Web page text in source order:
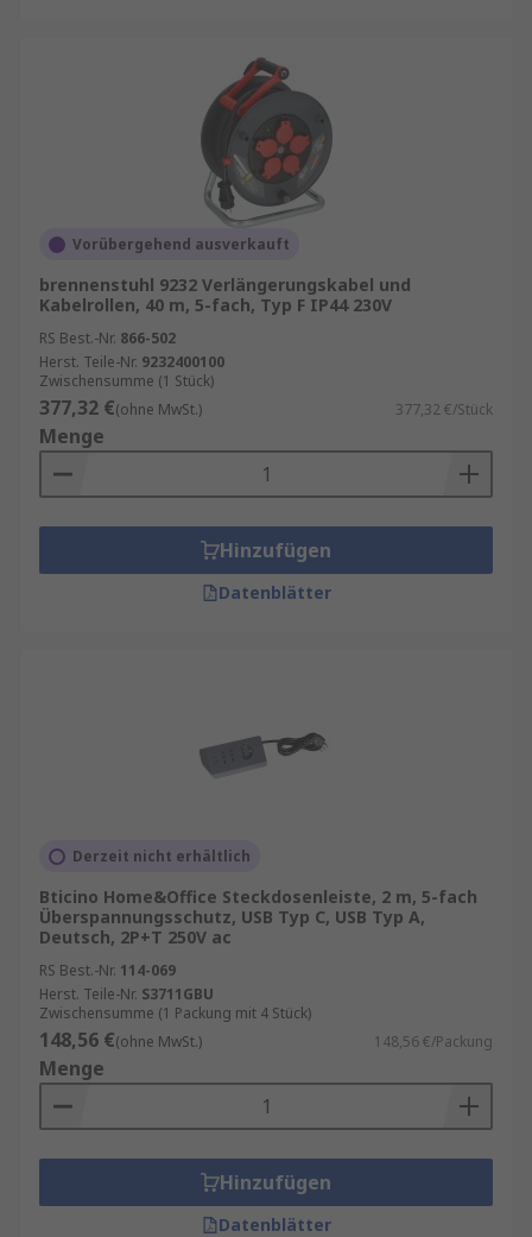
Vorübergehend ausverkauft
brennenstuhl 9232 Verlängerungskabel und
Kabelrollen, 40 m, 5-fach, Typ F IP44 230V
RS Best.-Nr. 866-502
Herst. Teile-Nr. 9232400100
Zwischensumme (1 Stück)
377,32 €(ohne MwSt.) 377,32 €/Stück
Menge
Hinzufügen
Datenblätter
Derzeit nicht erhältlich
Bticino Home&Office Steckdosenleiste, 2 m, 5-fach
Überspannungsschutz, USB Typ C, USB Typ A,
Deutsch, 2P+T 250V ac
RS Best.-Nr. 114-069
Herst. Teile-Nr. S3711GBU
Zwischensumme (1 Packung mit 4 Stück)
148,56 €(ohne MwSt.) 148,56 €/Packung
Menge
Hinzufügen
Datenblätter